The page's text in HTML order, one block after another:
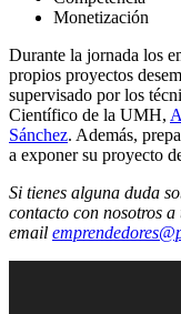
Monetización
Durante la jornada los
propios proyectos
supervisado por los
Científico de la UMH,
Sánchez. Además,
a exponer su proyecto
Si tienes alguna duda
contacto con nosotros a
email